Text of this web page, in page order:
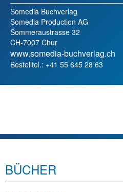
Somedia Buchverlag
Somedia Production AG
Sommeraustrasse 32
CH-7007 Chur
www.somedia-buchverlag.ch
Bestelltel.: +41 55 645 28 63
BÜCHER